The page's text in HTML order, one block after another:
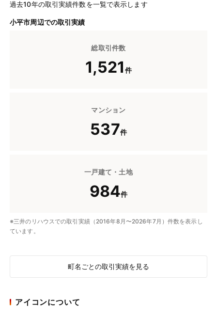
過去10年の取引実績件数を一覧で表示します
小平市周辺での取引実績
総取引件数
1,521件
マンション
537件
一戸建て・土地
984件
※三井のリハウスでの取引実績（2016年8月〜2026年7月）件数を表示し
ています。
町名ごとの取引実績を見る
アイコンについて